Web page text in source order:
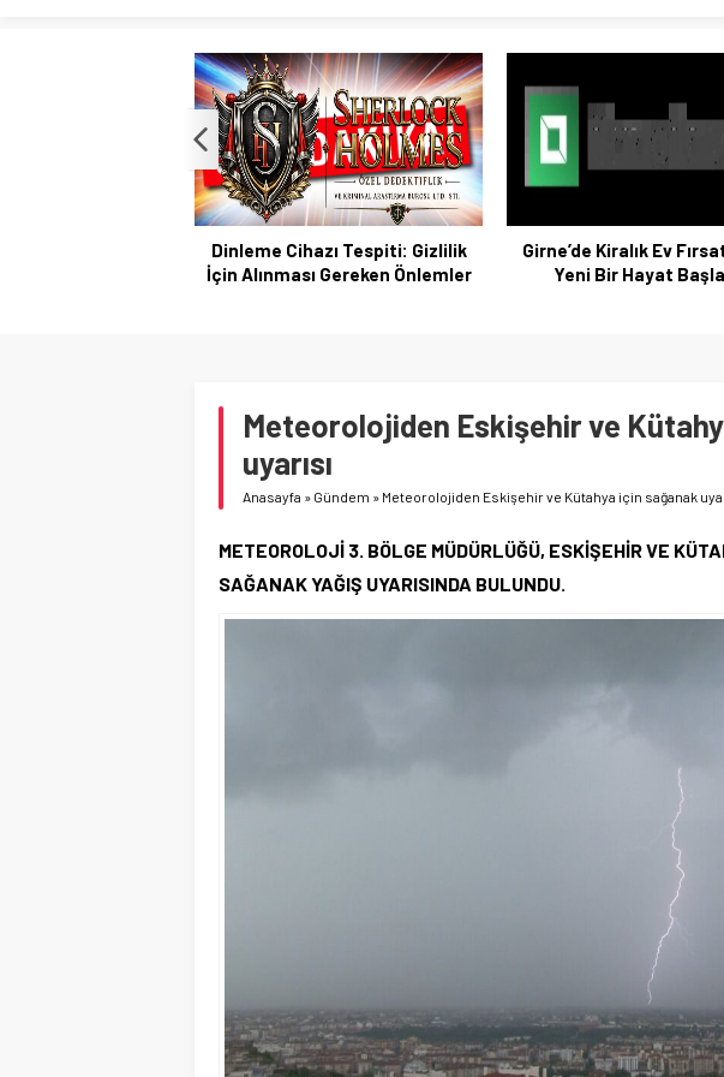
Dinleme Cihazı Tespiti: Gizlilik
İçin Alınması Gereken Önlemler
Girne’de Kiralık Ev
Yeni Bir Hayat
Meteorolojiden Eskişehir ve
uyarısı
Anasayfa » Gündem » Meteorolojiden Eskişehir ve Kütahya için sağanak
METEOROLOJİ 3. BÖLGE MÜDÜRLÜĞÜ, ESKİŞEHİR VE
SAĞANAK YAĞIŞ UYARISINDA BULUNDU.